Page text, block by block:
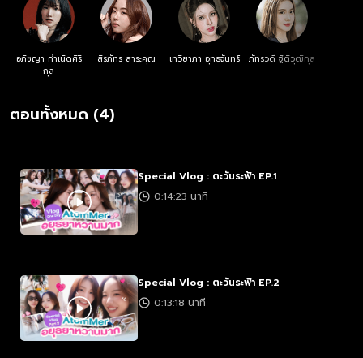
อภิชญา กำเนิดศิริ
กุล
สิรภัทร สาระคุณ เทวิยาภา อุทธจันทร์ ภัทรวดี ฐิติวุฒิกุล
ตอนทั้งหมด (4)
Special Vlog : ตะวันระฟ้า EP.1
0:14:23 นาที
Special Vlog : ตะวันระฟ้า EP.2
0:13:18 นาที